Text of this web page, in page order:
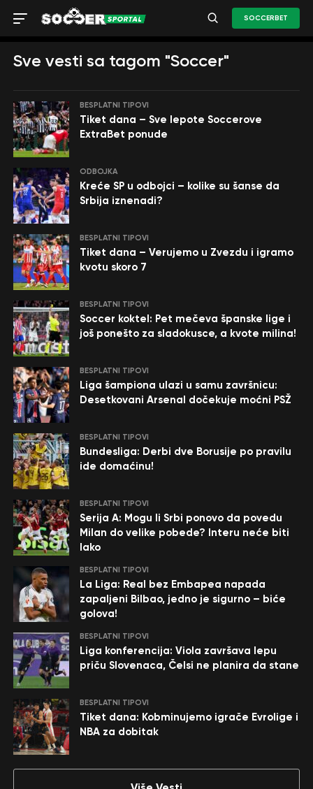
SOCCERBET
Sve vesti sa tagom "Soccer"
BESPLATNI TIPOVI
Tiket dana – Sve lepote Soccerove
ExtraBet ponude
ODBOJKA
Kreće SP u odbojci – kolike su šanse da
Srbija iznenadi?
BESPLATNI TIPOVI
Tiket dana – Verujemo u Zvezdu i igramo
kvotu skoro 7
BESPLATNI TIPOVI
Soccer koktel: Pet mečeva španske lige i
još ponešto za sladokusce, a kvote milina!
BESPLATNI TIPOVI
Liga šampiona ulazi u samu završnicu:
Desetkovani Arsenal dočekuje moćni PSŽ
BESPLATNI TIPOVI
Bundesliga: Derbi dve Borusije po pravilu
ide domaćinu!
BESPLATNI TIPOVI
Serija A: Mogu li Srbi ponovo da povedu
Milan do velike pobede? Interu neće biti
lako
BESPLATNI TIPOVI
La Liga: Real bez Embapea napada
zapaljeni Bilbao, jedno je sigurno – biće
golova!
BESPLATNI TIPOVI
Liga konferencija: Viola završava lepu
priču Slovenaca, Čelsi ne planira da stane
BESPLATNI TIPOVI
Tiket dana: Kobminujemo igrače Evrolige i
NBA za dobitak